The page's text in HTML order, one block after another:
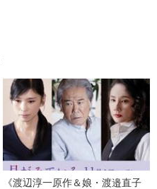
《渡辺淳一原作＆娘・渡邉直子